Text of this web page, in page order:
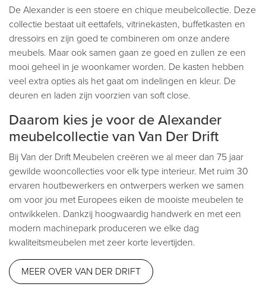
De Alexander is een stoere en chique meubelcollectie. Deze
collectie bestaat uit eettafels, vitrinekasten, buffetkasten en
dressoirs en zijn goed te combineren om onze andere
meubels. Maar ook samen gaan ze goed en zullen ze een
mooi geheel in je woonkamer worden. De kasten hebben
veel extra opties als het gaat om indelingen en kleur. De
deuren en laden zijn voorzien van soft close.
Daarom kies je voor de Alexander
meubelcollectie van Van Der Drift
Bij Van der Drift Meubelen creëren we al meer dan 75 jaar
gewilde wooncollecties voor elk type interieur. Met ruim 30
ervaren houtbewerkers en ontwerpers werken we samen
om voor jou met Europees eiken de mooiste meubelen te
ontwikkelen. Dankzij hoogwaardig handwerk en met een
modern machinepark produceren we elke dag
kwaliteitsmeubelen met zeer korte levertijden.
MEER OVER VAN DER DRIFT